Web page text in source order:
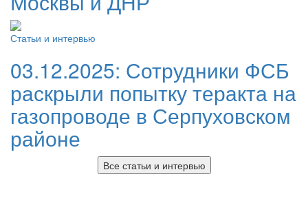
Статьи и интервью
03.12.2025: Сотрудники ФСБ
раскрыли попытку теракта на
газопроводе в Серпуховском
районе
Все статьи и интервью